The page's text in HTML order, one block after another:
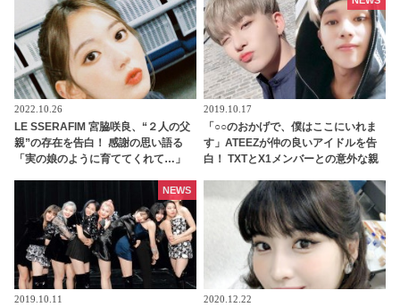
クションにくぎづけ
2022.10.26
LE SSERAFIM 宮脇咲良、“２人の父
親”の存在を告白！ 感謝の思い語る
「実の娘のように育ててくれて…」
ティブな話題にも臆せず堂々とした
姿を見せる彼女に称賛の声
2019.10.17
「○○のおかげで、僕はここにいれま
す」ATEEZが仲の良いアイドルを告
白！ TXTとX1メンバーとの意外な親
2019.10.11
NEWS
2020.12.22